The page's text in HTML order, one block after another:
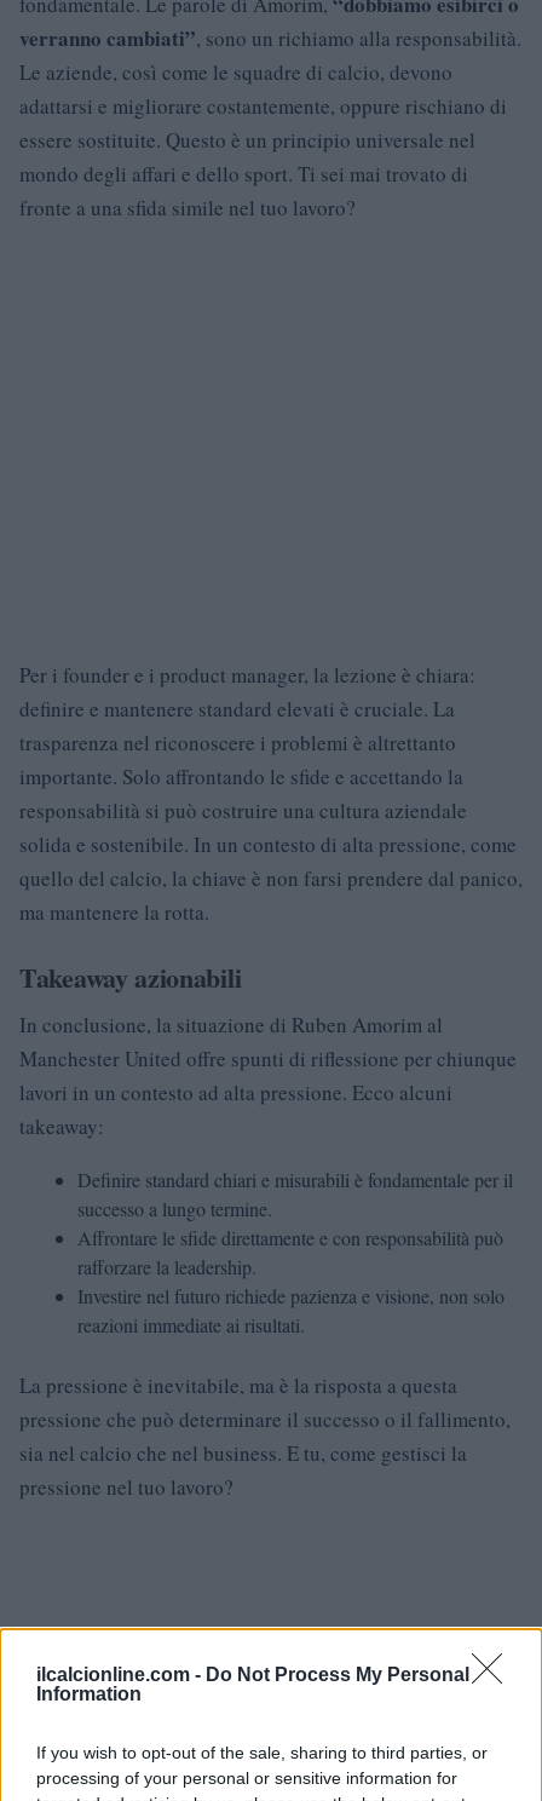
ilcalcionline.com - Do Not Process My Personal
Information
If you wish to opt-out of the sale, sharing to third parties, or
processing of your personal or sensitive information for
verranno cambiati”, sono un richiamo alla responsabilità.
Le aziende, così come le squadre di calcio, devono
adattarsi e migliorare costantemente, oppure rischiano di
essere sostituite. Questo è un principio universale nel
mondo degli affari e dello sport. Ti sei mai trovato di
fronte a una sfida simile nel tuo lavoro?
Per i founder e i product manager, la lezione è chiara:
definire e mantenere standard elevati è cruciale. La
trasparenza nel riconoscere i problemi è altrettanto
importante. Solo affrontando le sfide e accettando la
responsabilità si può costruire una cultura aziendale
solida e sostenibile. In un contesto di alta pressione, come
quello del calcio, la chiave è non farsi prendere dal panico,
ma mantenere la rotta.
Takeaway azionabili
In conclusione, la situazione di Ruben Amorim al
Manchester United offre spunti di riflessione per chiunque
lavori in un contesto ad alta pressione. Ecco alcuni
takeaway:
Definire standard chiari e misurabili è fondamentale per il
successo a lungo termine.
Affrontare le sfide direttamente e con responsabilità può
rafforzare la leadership.
Investire nel futuro richiede pazienza e visione, non solo
reazioni immediate ai risultati.
La pressione è inevitabile, ma è la risposta a questa
pressione che può determinare il successo o il fallimento,
sia nel calcio che nel business. E tu, come gestisci la
pressione nel tuo lavoro?